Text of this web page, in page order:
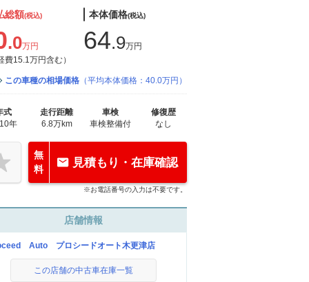
総額(税込)
.0万円
費15.1万円含む）
本体価格(税込)
64.9万円
この車種の相場価格 （平均本体価格：40.0万円）
式
年
走行距離
6.8万km
車検
車検整備付
修復歴
なし
無
料
見積もり・在庫確認
※お電話番号の入力は不要です。
店舗情報
Auto プロシードオート木更津店
この店舗の中古車在庫一覧